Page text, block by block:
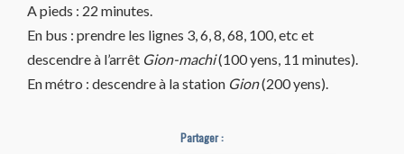
A pieds : 22 minutes.
En bus : prendre les lignes 3, 6, 8, 68, 100, etc et
descendre à l’arrêt Gion-machi(100 yens, 11 minutes).
En métro : descendre à la station Gion(200 yens).
Partager :